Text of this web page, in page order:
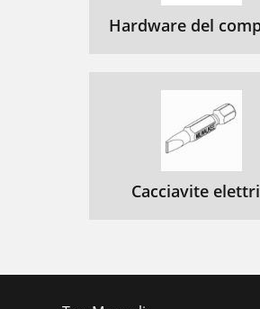
Hardware del
Cacciavite